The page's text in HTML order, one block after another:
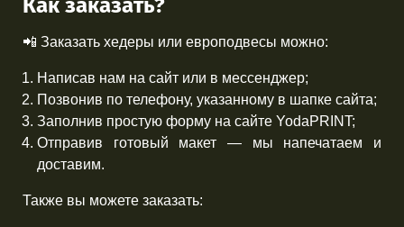
📲 Заказать хедеры или европодвесы можно:
Написав нам на сайт или в мессенджер;
Позвонив по телефону, указанному в шапке сайта;
Заполнив простую форму на сайте YodaPRINT;
Отправив готовый макет — мы напечатаем и
доставим.
Также вы можете заказать: